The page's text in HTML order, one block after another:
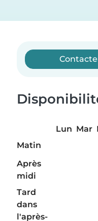
Lun Mar
Matin
Après
midi
Tard
dans
l'après-